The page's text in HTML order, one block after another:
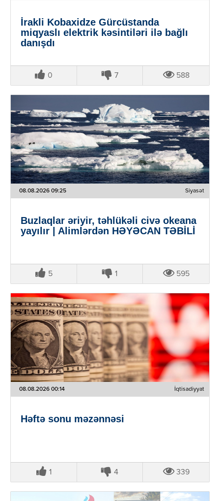
İrakli Kobaxidze Gürcüstanda
miqyaslı elektrik kəsintiləri ilə bağlı
danışdı
0 7 588
08.08.2026 09:25 Siyasət
Buzlaqlar əriyir, təhlükəli civə okeana
yayılır | Alimlərdən HƏYƏCAN TƏBİLİ
5 1 595
08.08.2026 00:14 İqtisadiyyat
Həftə sonu məzənnəsi
1 4 339